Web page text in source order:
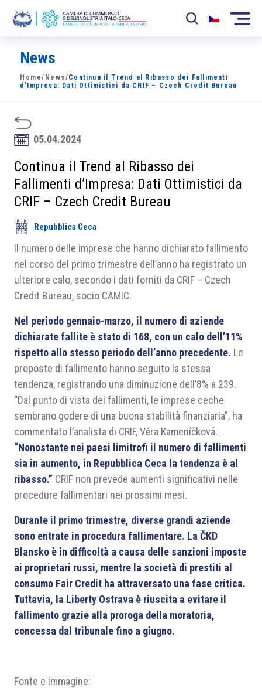
La Camera
News
Sviluppo Mercato
Soci
Partner
Area riservata
News
Home/ News/Continua il Trend al Ribasso dei Fallimenti
d’Impresa: Dati Ottimistici da CRIF – Czech Credit Bureau
05.04.2024
Continua il Trend al Ribasso dei
Fallimenti d’Impresa: Dati Ottimistici da
CRIF – Czech Credit Bureau
Repubblica Ceca
Il numero delle imprese che hanno dichiarato fallimento
nel corso del primo trimestre dell’anno ha registrato un
ulteriore calo, secondo i dati forniti da CRIF – Czech
Credit Bureau, socio CAMIC.
Nel periodo gennaio-marzo, il numero di aziende
dichiarate fallite è stato di 168, con un calo dell’11%
rispetto allo stesso periodo dell’anno precedente. Le
proposte di fallimento hanno seguito la stessa
tendenza, registrando una diminuzione dell’8% a 239.
“Dal punto di vista dei fallimenti, le imprese ceche
sembrano godere di una buona stabilità finanziaria”, ha
commentato l’analista di CRIF, Věra Kameníčková.
“Nonostante nei paesi limitrofi il numero di fallimenti
sia in aumento, in Repubblica Ceca la tendenza è al
ribasso.” CRIF non prevede aumenti significativi nelle
procedure fallimentari nei prossimi mesi.
Durante il primo trimestre, diverse grandi aziende
sono entrate in procedura fallimentare. La ČKD
Blansko è in difficoltà a causa delle sanzioni imposte
ai proprietari russi, mentre la società di prestiti al
consumo Fair Credit ha attraversato una fase critica.
Tuttavia, la Liberty Ostrava è riuscita a evitare il
fallimento grazie alla proroga della moratoria,
concessa dal tribunale fino a giugno.
Fonte e immagine: